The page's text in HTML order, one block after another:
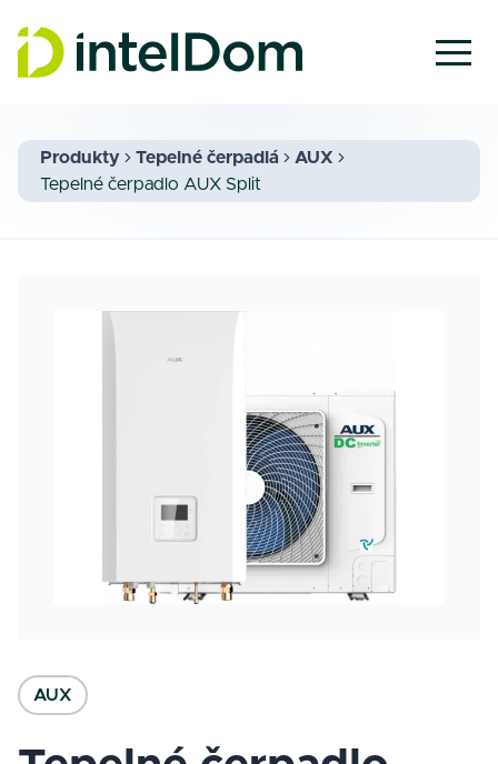
Produkty Tepelné čerpadlá
AUX
Tepelné čerpadlo AUX Split
AUX